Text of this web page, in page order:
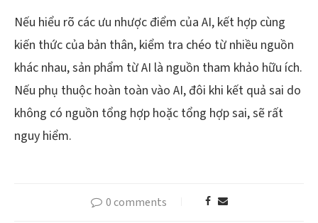
Nếu hiểu rõ các ưu nhược điểm của AI, kết hợp cùng
kiến thức của bản thân, kiểm tra chéo từ nhiều nguồn
khác nhau, sản phẩm từ AI là nguồn tham khảo hữu ích.
Nếu phụ thuộc hoàn toàn vào AI, đôi khi kết quả sai do
không có nguồn tổng hợp hoặc tổng hợp sai, sẽ rất
nguy hiểm.
0 comments